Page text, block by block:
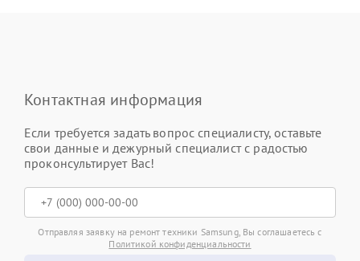
Контактная информация
Если требуется задать вопрос специалисту, оставьте
свои данные и дежурный специалист с радостью
проконсультирует Вас!
Отправляя заявку на ремонт техники Samsung, Вы соглашаетесь с
Политикой конфиденциальности